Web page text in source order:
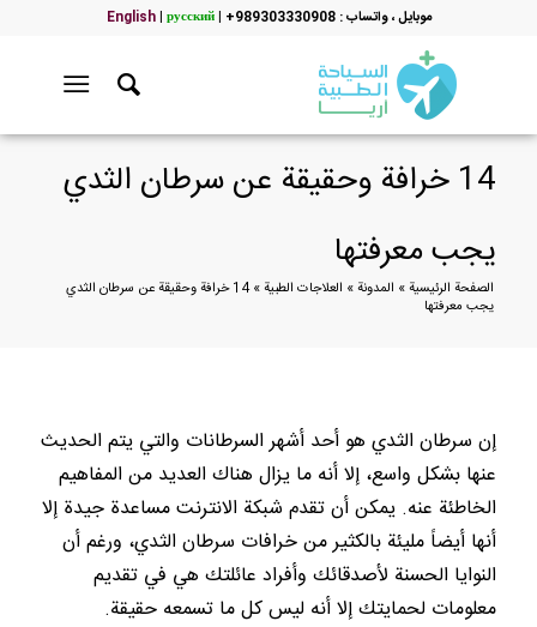
موبایل ، واتساب : 989303330908+ |
English| русский
14 خرافة وحقيقة عن سرطان الثدي
يجب معرفتها
الصفحة الرئيسية» المدونة» العلاجات الطبية»
14 خرافة وحقيقة عن سرطان الثدي
يجب معرفتها
إن سرطان الثدي هو أحد أشهر السرطانات والتي يتم الحديث
عنها بشكل واسع، إلا أنه ما يزال هناك العديد من المفاهيم
الخاطئة عنه. يمكن أن تقدم شبكة الانترنت مساعدة جيدة إلا
أنها أيضاً مليئة بالكثير من خرافات سرطان الثدي، ورغم أن
النوايا الحسنة لأصدقائك وأفراد عائلتك هي في تقديم
معلومات لحمايتك إلا أنه ليس كل ما تسمعه حقيقة.